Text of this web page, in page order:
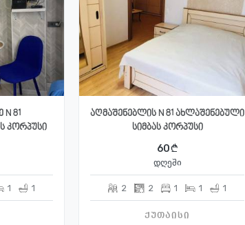
81
კორპუსი
1 1
აღმაშენებლის N 81 ახლაშენებული
სიმბას კორპუსი
60
დღეში
2 2 1 1 1
ქუთაისი